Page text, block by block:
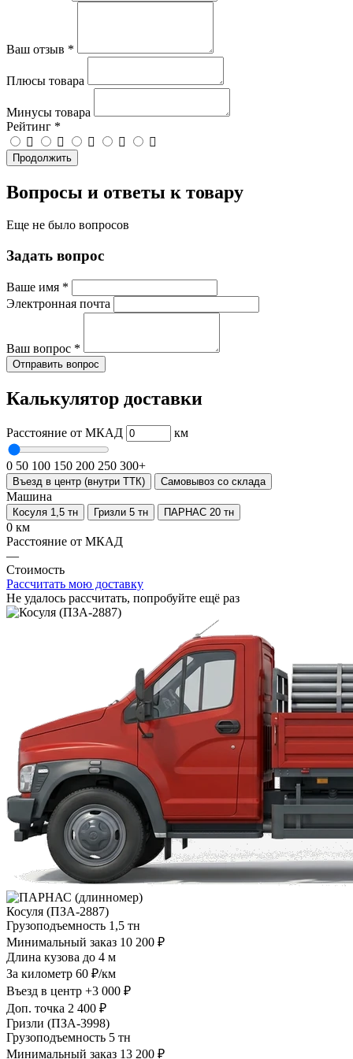
Ваш отзыв *
Плюсы товара
Минусы товара
Рейтинг *
Продолжить
Вопросы и ответы к товару
Еще не было вопросов
Задать вопрос
Ваше имя *
Электронная почта
Ваш вопрос *
Отправить вопрос
Калькулятор доставки
Расстояние от МКАД км
0 50 100 150 200 250 300+
Въезд в центр (внутри ТТК) Самовывоз со склада
Машина
Косуля 1,5 тн Гризли 5 тн ПАРНАС 20 тн
0 км
Расстояние от МКАД
—
Стоимость
Рассчитать мою доставку
Не удалось рассчитать, попробуйте ещё раз
Косуля (ПЗА-2887)
Грузоподъемность 1,5 тн
Минимальный заказ 10 200 ₽
Длина кузова до 4 м
За километр 60 ₽/км
Въезд в центр +3 000 ₽
Доп. точка 2 400 ₽
Гризли (ПЗА-3998)
Грузоподъемность 5 тн
Минимальный заказ 13 200 ₽